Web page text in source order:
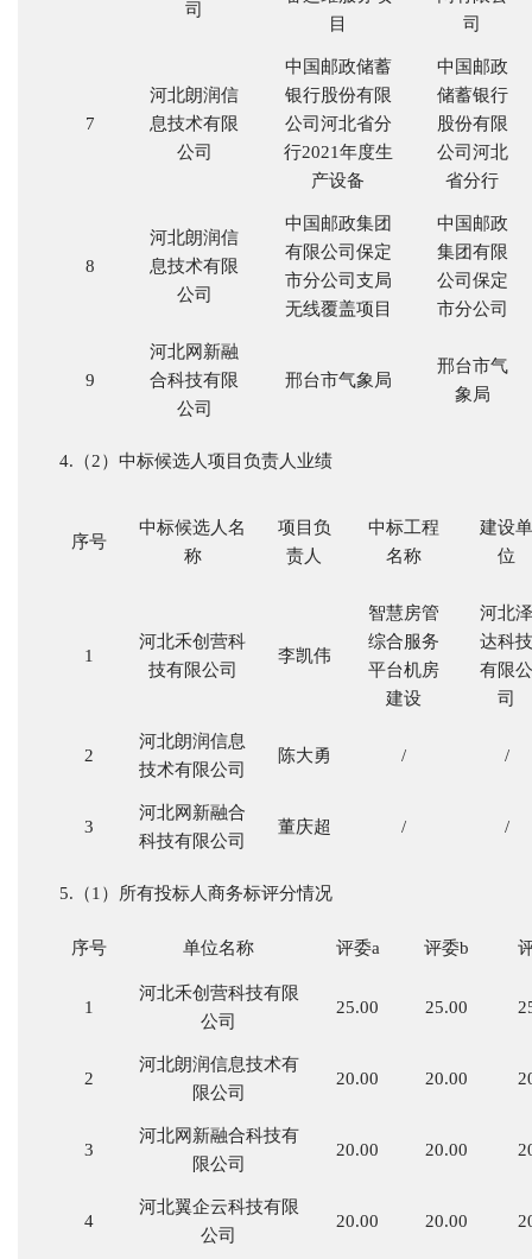
司
目
司
7
河北朗润信
息技术有限
公司
中国邮政储蓄
银行股份有限
公司河北省分
行2021年度生
产设备
中国邮政
储蓄银行
股份有限
公司河北
省分行
8
河北朗润信
息技术有限
公司
中国邮政集团
有限公司保定
市分公司支局
无线覆盖项目
中国邮政
集团有限
公司保定
市分公司
9
河北网新融
合科技有限
公司
邢台市气象局
邢台市气
象局
4.（2）中标候选人项目负责人业绩
序号
中标候选人名
称
项目负
责人
中标工程
名称
建设单
位
1
河北禾创营科
技有限公司
李凯伟
智慧房管
综合服务
平台机房
建设
河北泽
达科技
有限公
司
2
河北朗润信息
技术有限公司
陈大勇 / /
3
河北网新融合
科技有限公司
董庆超 / /
5.（1）所有投标人商务标评分情况
序号 单位名称 评委a 评委b
1
河北禾创营科技有限
公司
25.00 25.00
2
河北朗润信息技术有
限公司
20.00 20.00
3
河北网新融合科技有
限公司
20.00 20.00
4
河北翼企云科技有限
公司
20.00 20.00